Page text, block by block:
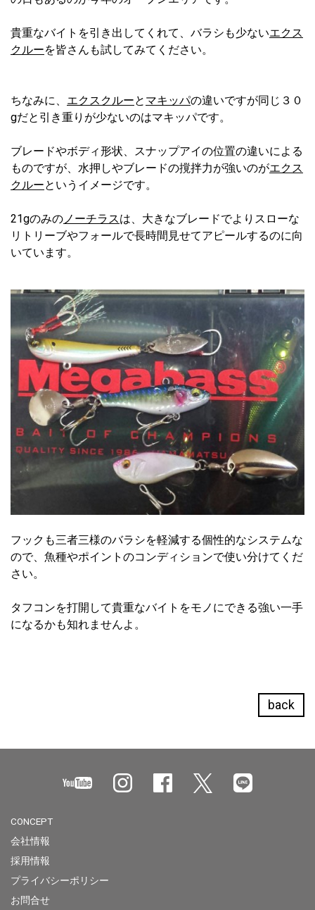
貴重なバイトを引き出してくれて、バラシも少ないエクス
クルーを皆さんも試してみてください。
ちなみに、 エクスクルーと マキッパの違いですが同じ３０
gだと引き重りが少ないのはマキッパです。
ブレードやボディ形状、スナップアイの位置の違いによる
ものですが、水押しやブレードの撹拌力が強いのがエクス
クルーというイメージです。
21gのみのノーチラスは、大きなブレードでよりスローな
リトリーブやフォールで長時間見せてアピールするのに向
いています。
フックも三者三様のバラシを軽減する個性的なシステムな
ので、魚種やポイントのコンディションで使い分けてくだ
さい。
タフコンを打開して貴重なバイトをモノにできる強い一手
になるかも知れませんよ。
back
CONCEPT
会社情報
採用情報
プライバシーポリシー
お問合せ